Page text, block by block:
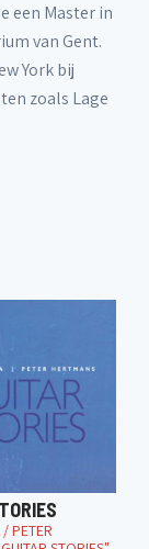
een Master in
van Gent.
York bij
zoals Lage
PETER